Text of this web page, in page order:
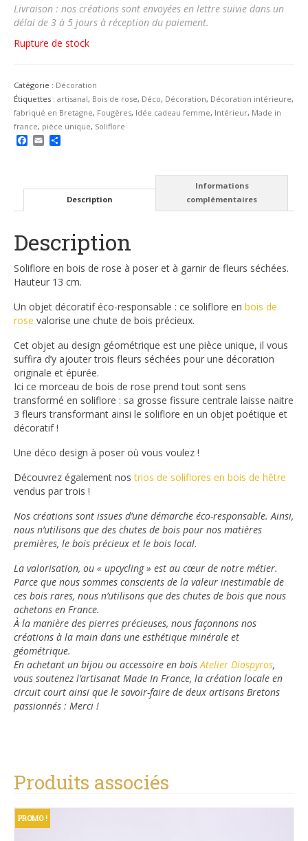
Livraison : nos créations sont envoyées en lettre suivie dans un
délai de 3 à 5 jours à réception du paiement.
Rupture de stock
Catégorie : Décoration
Étiquettes : artisanal, Bois de rose, Déco, Décoration, Décoration intérieure,
fabriqué en Bretagne, Fougères, Idée cadeau femme, Intérieur, Made in
france, pièce unique, Soliflore
Facebook
Email
Description
Informations
complémentaires
Description
Soliflore en bois de rose à poser et à garnir de fleurs séchées.
Hauteur 13 cm.
Un objet décoratif éco-responsable : ce soliflore en bois de
rose valorise une chute de bois précieux.
Cet objet au design géométrique est une pièce unique, il vous
suffira d’y ajouter trois fleurs séchées pour une décoration
originale et épurée.
Ici ce morceau de bois de rose prend tout sont sens
transformé en soliflore : sa grosse fissure centrale laisse naitre
3 fleurs transformant ainsi le soliflore en un objet poétique et
décoratif !
Une déco design à poser où vous voulez !
Découvrez également nostrios de soliflores en bois de hêtre
vendus par trois !
Nos créations sont issues d’une démarche éco-responsable. Ainsi,
nous n’utilisons que des chutes de bois pour nos matières
premières, le bois précieux et le bois local.
La valorisation, ou « upcycling » est au cœur de notre métier.
Parce que nous sommes conscients de la valeur inestimable de
ces bois rares, nous n’utilisons que des chutes de bois que nous
achetons en France.
À la manière des pierres précieuses, nous façonnons nos
créations à la main dans une esthétique minérale et
géométrique.
En achetant un bijou ou accessoire en boisAtelier Diospyros,
vous soutenez l’artisanat Made In France, la création locale en
circuit court ainsi que le savoir-faire de deux artisans Bretons
passionnés : Merci !
Produits associés
PROMO !